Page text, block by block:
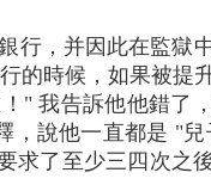
行，并因此在監獄
的時候，如果被提
" 我告訴他他錯了
，說他一直都是 "
求了至少三四次之